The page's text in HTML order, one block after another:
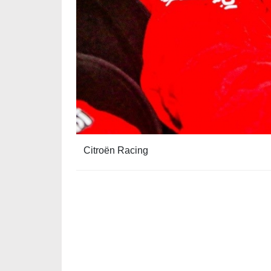
Citroën Racing